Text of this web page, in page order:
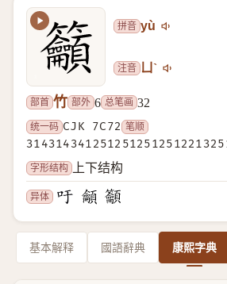
拼音 yù
注音 ㄩˋ
部首 竹 部外 6 总笔画 32
统一码 CJK 7C72 笔顺
字形结构
上下结构
异体
基本解释 國語辭典 康熙字典